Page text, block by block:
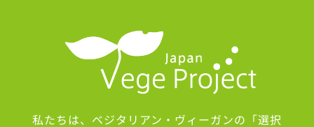
私たちは、ベジタリアン・ヴィーガンの「選択